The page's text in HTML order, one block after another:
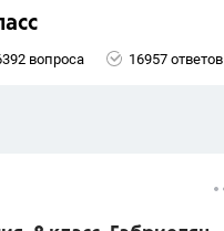
вопроса 16957 ответов